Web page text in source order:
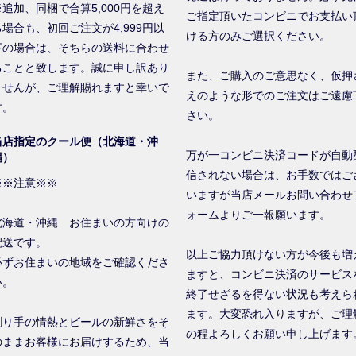
加、同梱で合算5,000円を超え
場合も、初回ご注文が4,999円以
の場合は、そちらの送料に合わせ
ことと致します。誠に申し訳あり
せんが、ご理解賜れますと幸いで
店指定のクール便（北海道・沖
注意※※
海道・沖縄 お住まいの方向けの
です。
ずお住まいの地域をご確認くださ
り手の情熱とビールの新鮮さをそ
ままお客様にお届けするため、当
ご指定頂いたコンビニでお支払い
ける方のみご選択ください。
また、ご購入のご意思なく、仮押
えのような形でのご注文はご遠慮
さい。
万が一コンビニ決済コードが自動
信されない場合は、お手数ではご
いますが当店メールお問い合わせ
ォームよりご一報願います。
以上ご協力頂けない方が今後も増
ますと、コンビニ決済のサービス
終了せざるを得ない状況も考えら
ます。大変恐れ入りますが、ご理
の程よろしくお願い申し上げます